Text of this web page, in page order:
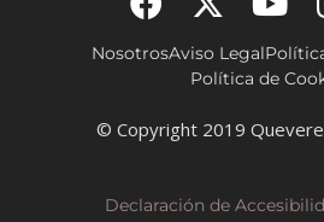
NosotrosAviso Legal
Política de
© Copyright 2019
Declaración de